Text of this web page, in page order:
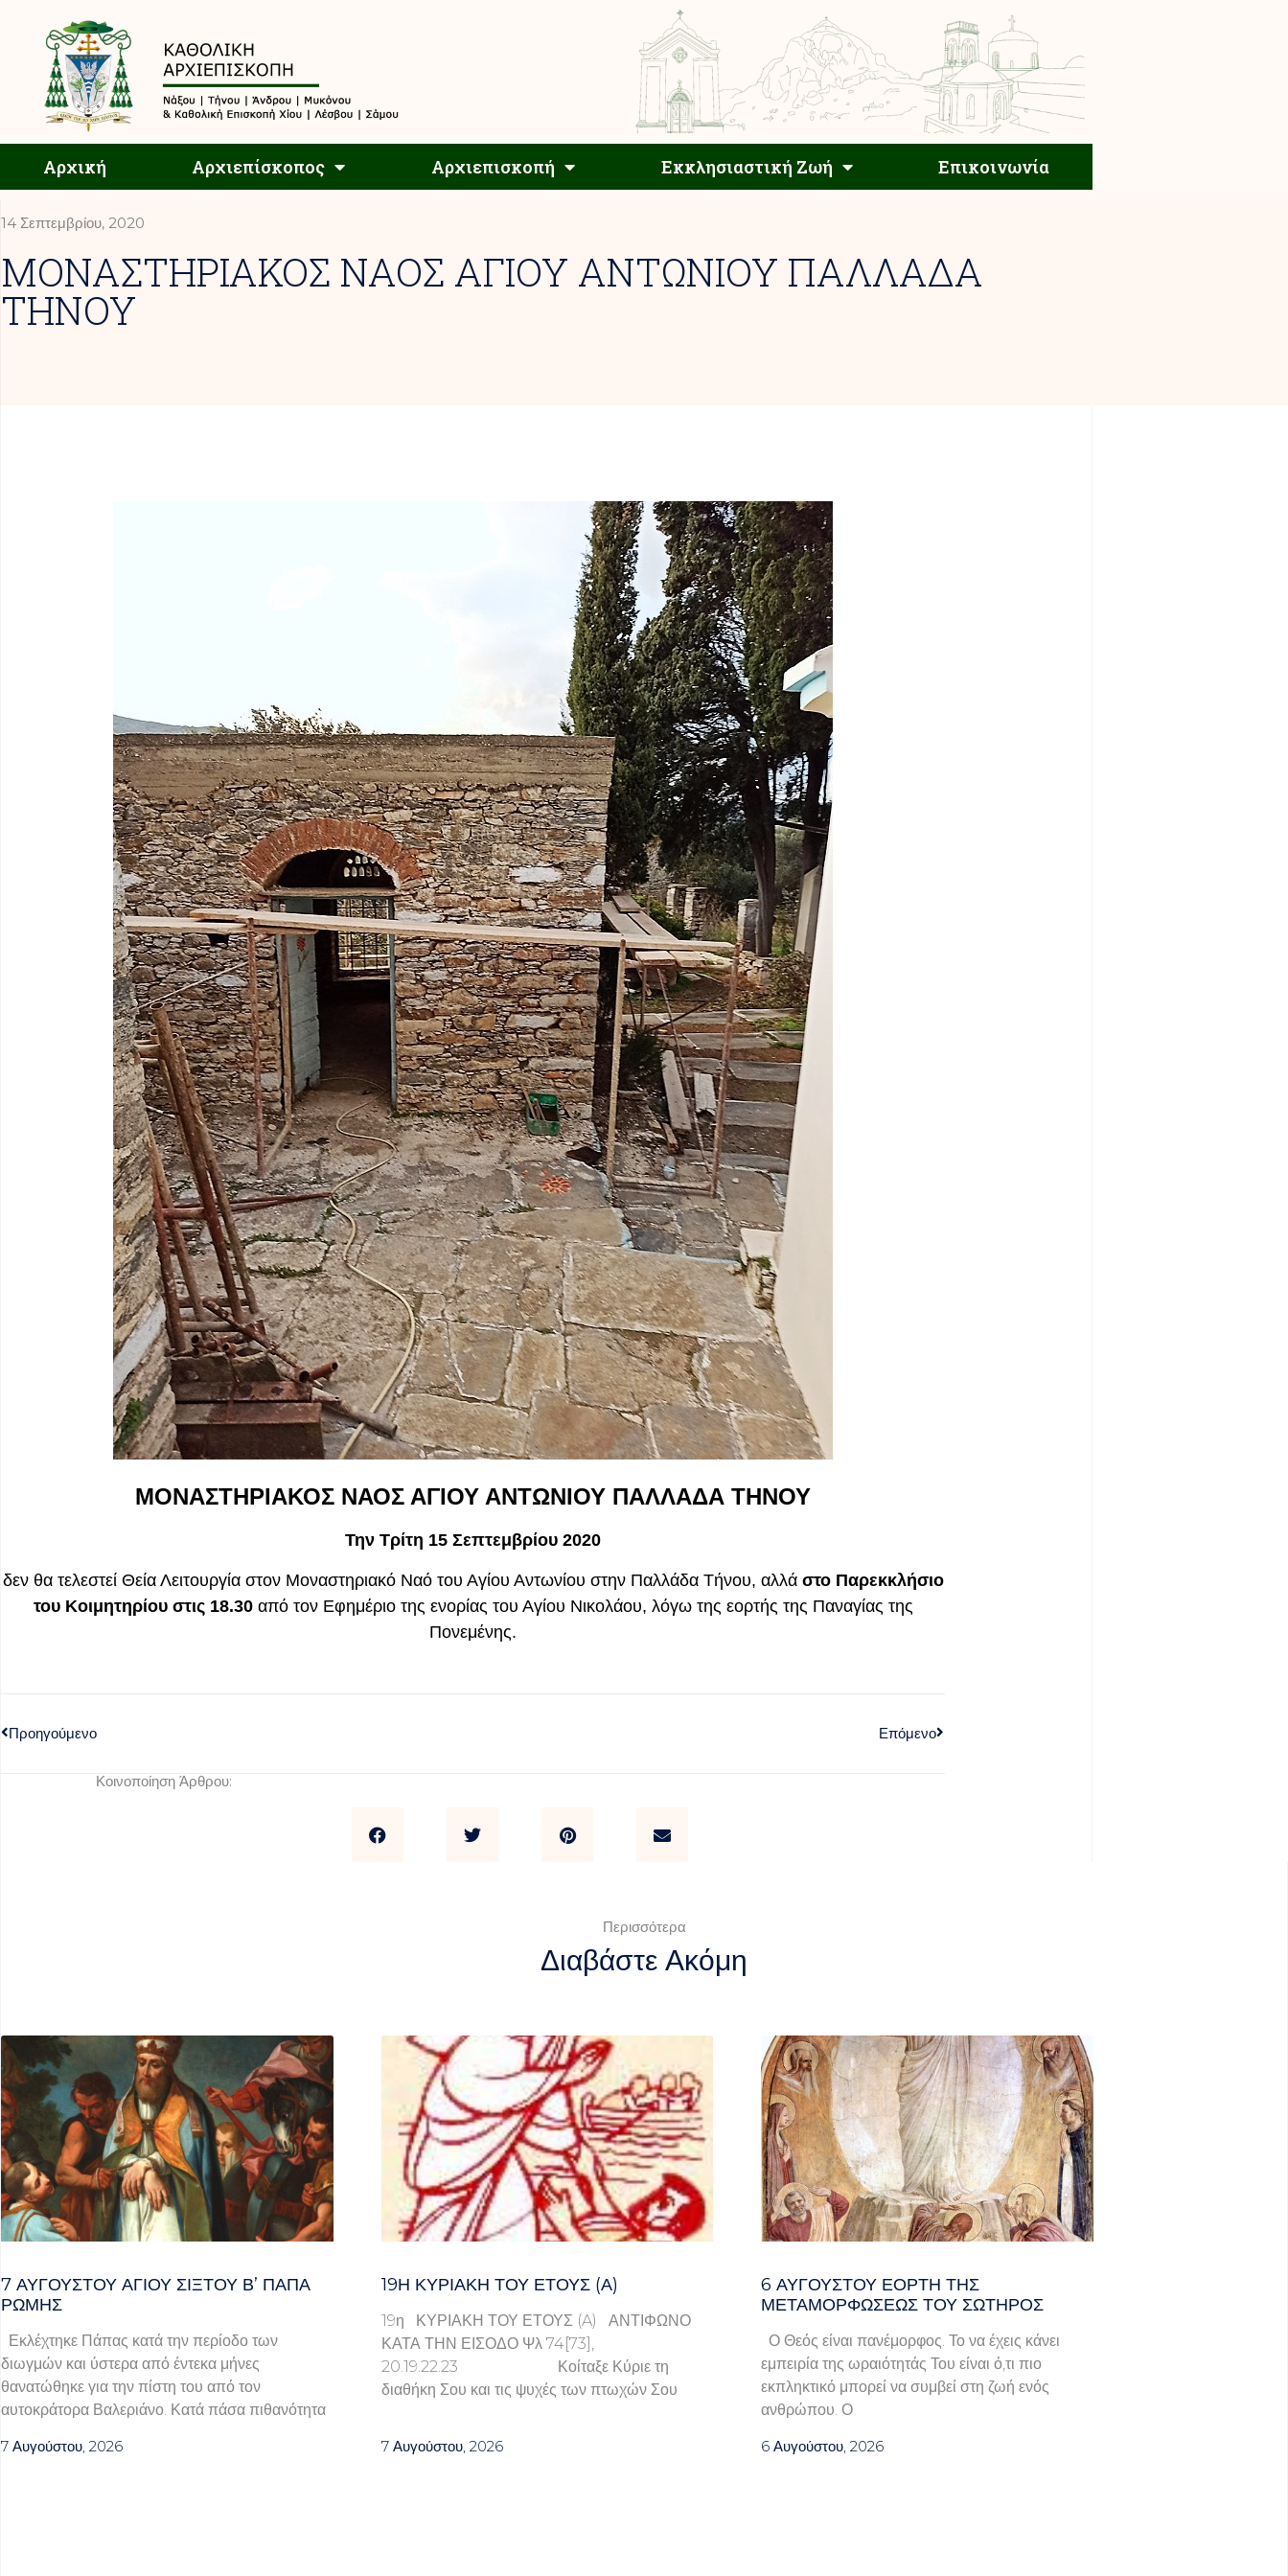
Αρχική Αρχιεπίσκοπος Αρχιεπισκοπή Εκκλησιαστική Ζωή Επικοινωνία
Αρχιεπισκοπή Εκκλησιαστική Ζωή Επικοινωνία
14 Σεπτεμβρίου, 2020
ΜΟΝΑΣΤΗΡΙΑΚΟΣ ΝΑΟΣ ΑΓΙΟΥ ΑΝΤΩΝΙΟΥ ΠΑΛΛΑΔΑ
ΤΗΝΟΥ
ΜΟΝΑΣΤΗΡΙΑΚΟΣ ΝΑΟΣ ΑΓΙΟΥ ΑΝΤΩΝΙΟΥ ΠΑΛΛΑΔΑ ΤΗΝΟΥ
Την Τρίτη 15 Σεπτεμβρίου 2020
δεν θα τελεστεί Θεία Λειτουργία στον Μοναστηριακό Ναό του Αγίου Αντωνίου στην Παλλάδα Τήνου, αλλά στο Παρεκκλήσιο
του Κοιμητηρίου στις 18.30 από τον Εφημέριο της ενορίας του Αγίου Νικολάου, λόγω της εορτής της Παναγίας της
Πονεμένης.
Προηγούμενο Επόμενο
Κοινοποίηση Άρθρου:
Περισσότερα
Διαβάστε Ακόμη
7 ΑΥΓΟΥΣΤΟΥ ΑΓΙΟΥ ΣΙΞΤΟΥ Β’ ΠΑΠΑ
ΡΩΜΗΣ
Εκλέχτηκε Πάπας κατά την περίοδο των
διωγμών και ύστερα από έντεκα μήνες
θανατώθηκε για την πίστη του από τον
αυτοκράτορα Βαλεριάνο. Κατά πάσα πιθανότητα
7 Αυγούστου, 2026
19Η ΚΥΡΙΑΚΉ ΤΟΥ ΈΤΟΥΣ (Α)
19η ΚΥΡΙΑΚΗ ΤΟΥ ΕΤΟΥΣ (A) ΑΝΤΙΦΩΝΟ
ΚΑΤΑ ΤΗΝ ΕΙΣΟΔΟ Ψλ 74[73],
20.19.22.23 Κοίταξε Κύριε τη
διαθήκη Σου και τις ψυχές των πτωχών Σου
7 Αυγούστου, 2026
6 ΑΥΓΟΥΣΤΟΥ ΕΟΡΤΗ ΤΗΣ
ΜΕΤΑΜΟΡΦΩΣΕΩΣ ΤΟΥ ΣΩΤΗΡΟΣ
Ο Θεός είναι πανέμορφος. Το να έχεις κάνει
εμπειρία της ωραιότητάς Του είναι ό,τι πιο
εκπληκτικό μπορεί να συμβεί στη ζωή ενός
ανθρώπου. Ο
6 Αυγούστου, 2026